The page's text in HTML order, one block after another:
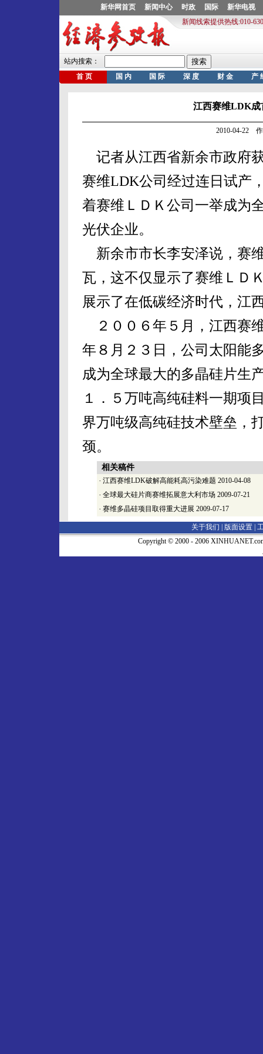
江西赛维LDK成
2010-04-22
记者从江西省新余市政府
赛维LDK公司经过连日试产
着赛维ＬＤＫ公司一举成为
光伏企业。
新余市市长李安泽说，赛
瓦，这不仅显示了赛维ＬＤ
展示了在低碳经济时代，江
２００６年５月，江西赛
年８月２３日，公司太阳能
成为全球最大的多晶硅片生
１．５万吨高纯硅料一期项
界万吨级高纯硅技术壁垒，
颈。
相关稿件
· 江西赛维LDK破解高能耗高污染难题 2010-04-08
· 全球最大硅片商赛维拓展意大利市场 2009-07-21
· 赛维多晶硅项目取得重大进展 2009-07-17
关于我们 | 版面设置
Copyright © 2000 - 2006